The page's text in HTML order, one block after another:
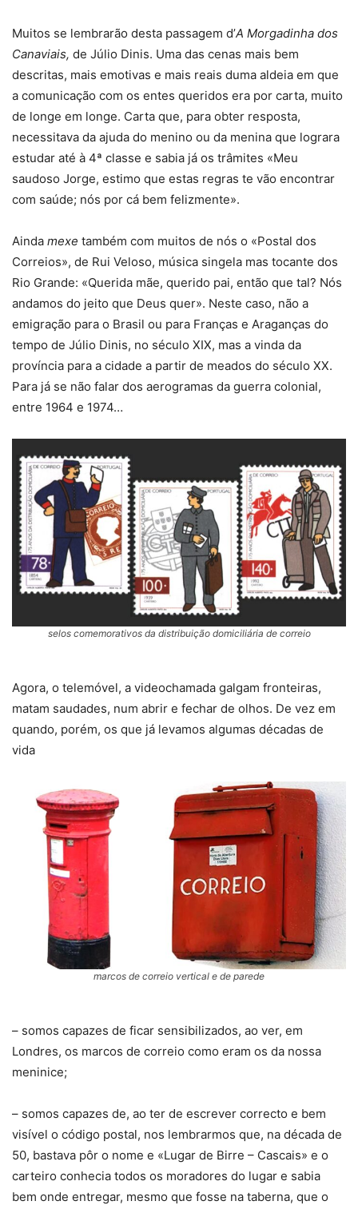
Muitos se lembrarão desta passagem d’A Morgadinha dos
Canaviais, de Júlio Dinis. Uma das cenas mais bem
descritas, mais emotivas e mais reais duma aldeia em que
a comunicação com os entes queridos era por carta, muito
de longe em longe. Carta que, para obter resposta,
necessitava da ajuda do menino ou da menina que lograra
estudar até à 4ª classe e sabia já os trâmites «Meu
saudoso Jorge, estimo que estas regras te vão encontrar
com saúde; nós por cá bem felizmente».
Ainda mexe também com muitos de nós o «Postal dos
Correios», de Rui Veloso, música singela mas tocante dos
Rio Grande: «Querida mãe, querido pai, então que tal? Nós
andamos do jeito que Deus quer». Neste caso, não a
emigração para o Brasil ou para Franças e Araganças do
tempo de Júlio Dinis, no século XIX, mas a vinda da
província para a cidade a partir de meados do século XX.
Para já se não falar dos aerogramas da guerra colonial,
entre 1964 e 1974…
selos comemorativos da distribuição domiciliária de correio
Agora, o telemóvel, a videochamada galgam fronteiras,
matam saudades, num abrir e fechar de olhos. De vez em
quando, porém, os que já levamos algumas décadas de
vida
marcos de correio vertical e de parede
– somos capazes de ficar sensibilizados, ao ver, em
Londres, os marcos de correio como eram os da nossa
meninice;
– somos capazes de, ao ter de escrever correcto e bem
visível o código postal, nos lembrarmos que, na década de
50, bastava pôr o nome e «Lugar de Birre – Cascais» e o
carteiro conhecia todos os moradores do lugar e sabia
bem onde entregar, mesmo que fosse na taberna, que o